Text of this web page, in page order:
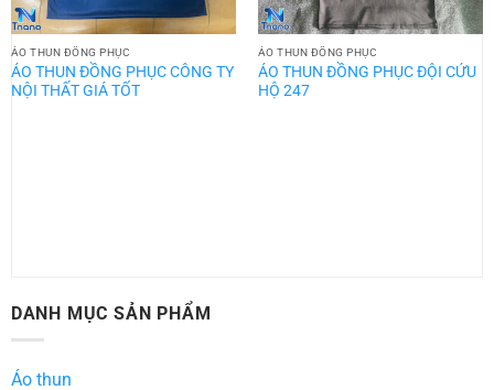
ÁO THUN ĐỒNG PHỤC
ÁO THUN ĐỒNG PHỤC CÔNG TY
NỘI THẤT GIÁ TỐT
ÁO THUN ĐỒNG PHỤC
ÁO THUN ĐỒNG PHỤC ĐỘI CỨU
HỘ 247
DANH MỤC SẢN PHẨM
Áo thun